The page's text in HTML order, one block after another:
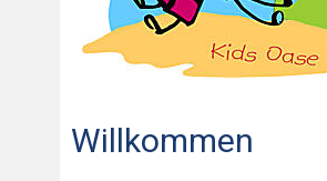
Willkommen